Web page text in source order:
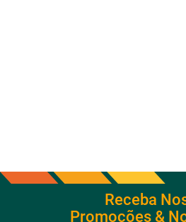
Receba
Promoções &